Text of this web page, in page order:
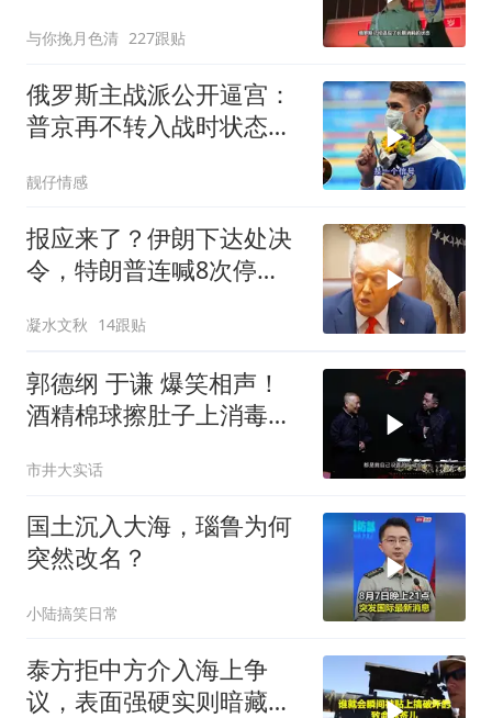
与你挽月色清 227跟贴
俄罗斯主战派公开逼宫：
普京再不转入战时状态，
靓仔情感
报应来了？伊朗下达处决
令，特朗普连喊8次停
凝水文秋 14跟贴
郭德纲 于谦 爆笑相声！
酒精棉球擦肚子上消毒，
擦反了？
市井大实话
国土沉入大海，瑙鲁为何
突然改名？
小陆搞笑日常
泰方拒中方介入海上争
议，表面强硬实则暗藏玄